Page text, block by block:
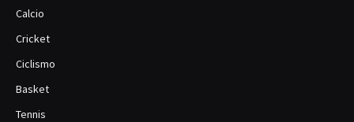
Calcio
Cricket
Ciclismo
Basket
Tennis